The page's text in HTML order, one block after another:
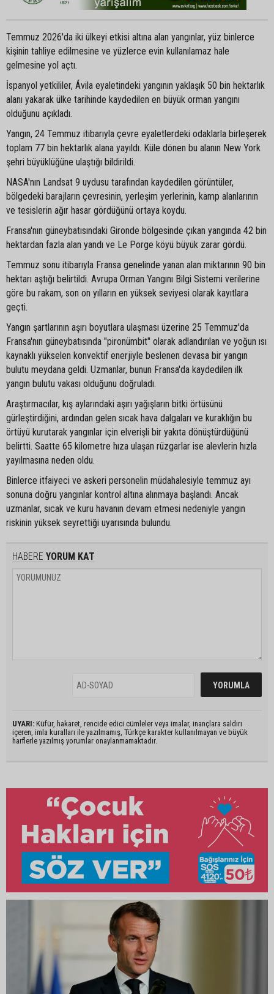
Temmuz 2026'da iki ülkeyi etkisi altına alan yangınlar, yüz binlerce
kişinin tahliye edilmesine ve yüzlerce evin kullanılamaz hale
gelmesine yol açtı.
İspanyol yetkililer, Ávila eyaletindeki yangının yaklaşık 50 bin hektarlık
alanı yakarak ülke tarihinde kaydedilen en büyük orman yangını
olduğunu açıkladı.
Yangın, 24 Temmuz itibarıyla çevre eyaletlerdeki odaklarla birleşerek
toplam 77 bin hektarlık alana yayıldı. Küle dönen bu alanın New York
şehri büyüklüğüne ulaştığı bildirildi.
NASA'nın Landsat 9 uydusu tarafından kaydedilen görüntüler,
bölgedeki barajların çevresinin, yerleşim yerlerinin, kamp alanlarının
ve tesislerin ağır hasar gördüğünü ortaya koydu.
Fransa'nın güneybatısındaki Gironde bölgesinde çıkan yangında 42 bin
hektardan fazla alan yandı ve Le Porge köyü büyük zarar gördü.
Temmuz sonu itibarıyla Fransa genelinde yanan alan miktarının 90 bin
hektarı aştığı belirtildi. Avrupa Orman Yangını Bilgi Sistemi verilerine
göre bu rakam, son on yılların en yüksek seviyesi olarak kayıtlara
geçti.
Yangın şartlarının aşırı boyutlara ulaşması üzerine 25 Temmuz'da
Fransa'nın güneybatısında "pironümbit" olarak adlandırılan ve yoğun ısı
kaynaklı yükselen konvektif enerjiyle beslenen devasa bir yangın
bulutu meydana geldi. Uzmanlar, bunun Fransa'da kaydedilen ilk
yangın bulutu vakası olduğunu doğruladı.
Araştırmacılar, kış aylarındaki aşırı yağışların bitki örtüsünü
gürleştirdiğini, ardından gelen sıcak hava dalgaları ve kuraklığın bu
örtüyü kurutarak yangınlar için elverişli bir yakıta dönüştürdüğünü
belirtti. Saatte 65 kilometre hıza ulaşan rüzgarlar ise alevlerin hızla
yayılmasına neden oldu.
Binlerce itfaiyeci ve askeri personelin müdahalesiyle temmuz ayı
sonuna doğru yangınlar kontrol altına alınmaya başlandı. Ancak
uzmanlar, sıcak ve kuru havanın devam etmesi nedeniyle yangın
riskinin yüksek seyrettiği uyarısında bulundu.
HABERE YORUM KAT
UYARI: Küfür, hakaret, rencide edici cümleler veya imalar, inançlara saldırı
içeren, imla kuralları ile yazılmamış, Türkçe karakter kullanılmayan ve büyük
harflerle yazılmış yorumlar onaylanmamaktadır.